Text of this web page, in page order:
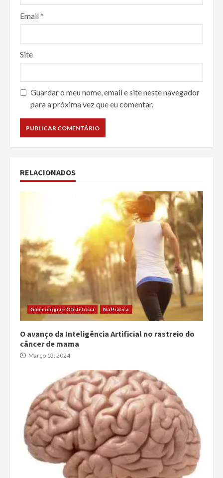
Email*
Site
Guardar o meu nome, email e site neste navegador
para a próxima vez que eu comentar.
RELACIONADOS
Ginecologia e Obstetrícia Na Prática
O avanço da Inteligência Artificial no rastreio do
câncer de mama
Março 13, 2024